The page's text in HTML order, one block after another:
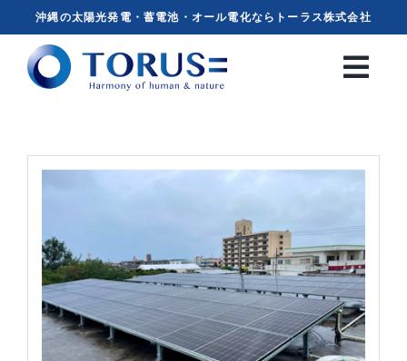
content
沖縄の太陽光発電・蓄電池・オール電化ならトーラス株式会社